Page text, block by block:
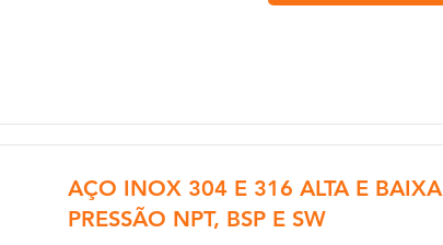
AÇO INOX 304 E 316 ALTA E BAIXA
PRESSÃO NPT, BSP E SW